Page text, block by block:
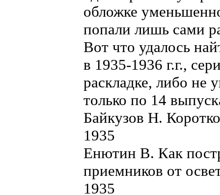
обложке
попали лишь сами
Вот что удалось
в 1935-1936 г.г.,
раскладке, либо не
только по 14
Байкузов Н.
1935
Енютин В. Как
приемников от
1935